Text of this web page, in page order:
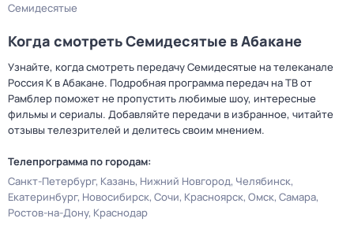
Семидесятые
Когда смотреть Семидесятые в Абакане
Узнайте, когда смотреть передачу Семидесятые на телеканале
Россия К в Абакане. Подробная программа передач на ТВ от
Рамблер поможет не пропустить любимые шоу, интересные
фильмы и сериалы. Добавляйте передачи в избранное, читайте
отзывы телезрителей и делитесь своим мнением.
Телепрограмма по городам:
Санкт-Петербург Казань Нижний Новгород Челябинск
Екатеринбург Новосибирск Сочи Красноярск Омск Самара
Ростов-на-Дону Краснодар